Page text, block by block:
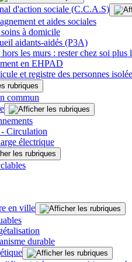
d'action sociale (C.C.A.S)
et aides sociales
à domicile
aidants-aidés (P3A)
les murs : rester chez soi plus
en EHPAD
et registre des personnes
commun
Circulation
électrique
en ville
durable